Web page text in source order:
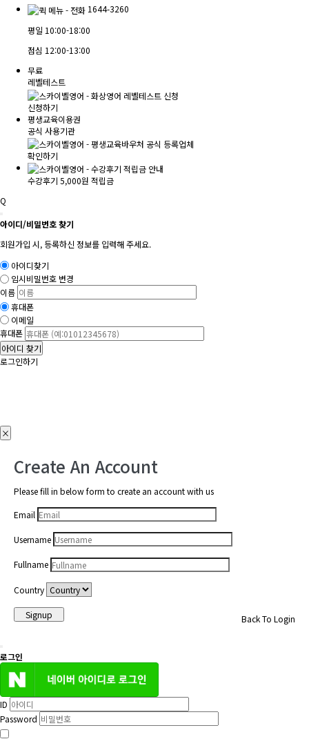
1644-3260
평일 10:00-18:00
점심 12:00-13:00
무료
레벨테스트
신청하기
평생교육이용권
공식 사용기관
확인하기
수강후기 5,000원 적립금
Q
아이디/비밀번호 찾기
회원가입 시, 등록하신 정보를 입력해 주세요.
아이디찾기
임시비밀번호 변경
이름
휴대폰
이메일
휴대폰
아이디 찾기
로그인하기
×
Create An Account
Please fill in below form to create an account with us
Email
Username
Fullname
Country
Signup Back To Login
로그인
ID
Password